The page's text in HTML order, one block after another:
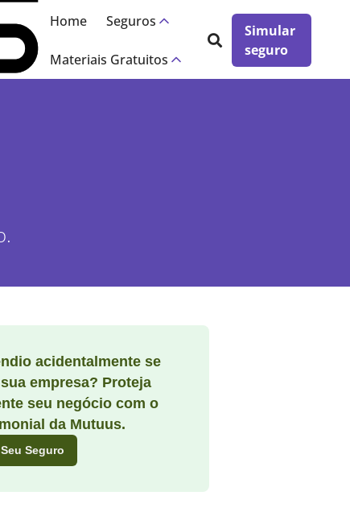
Home Seguros
Materiais Gratuitos
Simular
seguro
acidentalmente se
empresa? Proteja
seu negócio com o
da Mutuus.
Seguro